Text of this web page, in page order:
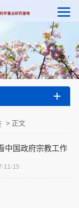
> 正文
中国政府宗教工作
11-15